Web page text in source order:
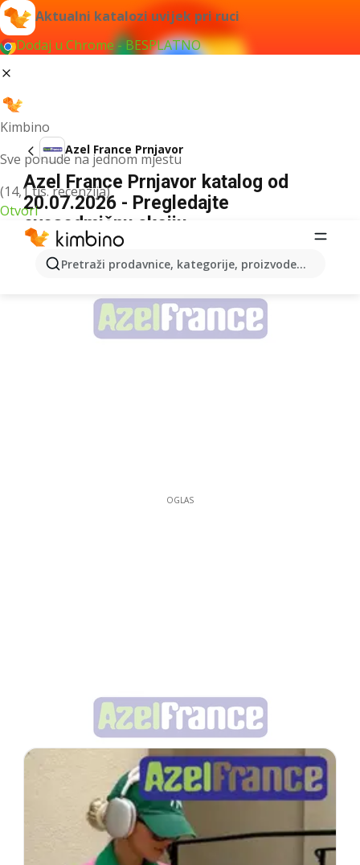
Aktualni katalozi uvijek pri ruci
Dodaj u Chrome - BESPLATNO
Kimbino
Sve ponude na jednom mjestu
(14,1 tis. recenzija)
Otvori
Pretraži prodavnice, kategorije, proizvode...
Azel France Prnjavor
Azel France Prnjavor katalog od
20.07.2026 - Pregledajte
ovosedmičnu akciju
OGLAS